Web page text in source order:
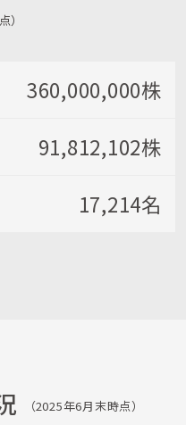
）
360,000,000株
91,812,102株
17,214名
（2025年6月末時点）